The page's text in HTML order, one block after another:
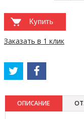
Купить
Заказать в 1 клик
ОПИСАНИЕ